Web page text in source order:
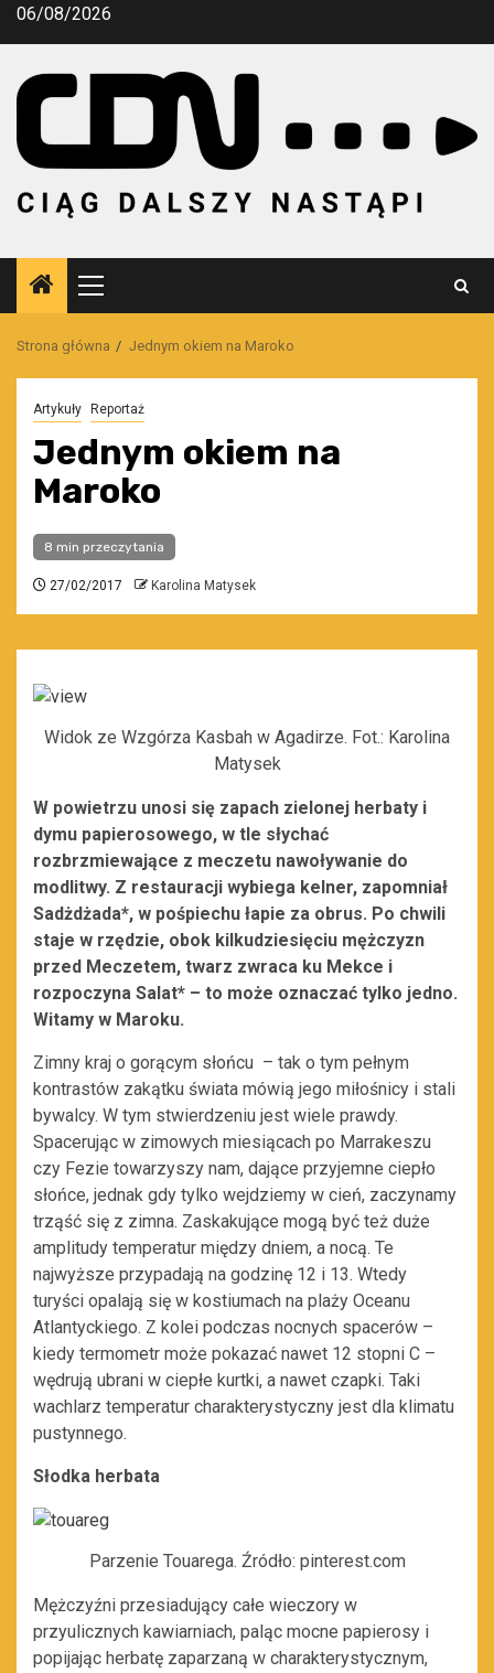
Przejdź
06/08/2026
Menu
główne
Strona główna Jednym okiem na Maroko
Artykuły Reportaż
Jednym okiem na
Maroko
8 min przeczytania
27/02/2017 Karolina Matysek
Widok ze Wzgórza Kasbah w Agadirze. Fot.: Karolina
Matysek
W powietrzu unosi się zapach zielonej herbaty i
dymu papierosowego, w tle słychać
rozbrzmiewające z meczetu nawoływanie do
modlitwy. Z restauracji wybiega kelner, zapomniał
Sadżdżada*, w pośpiechu łapie za obrus. Po chwili
staje w rzędzie, obok kilkudziesięciu mężczyzn
przed Meczetem, twarz zwraca ku Mekce i
rozpoczyna Salat* – to może oznaczać tylko jedno.
Witamy w Maroku.
Zimny kraj o gorącym słońcu – tak o tym pełnym
kontrastów zakątku świata mówią jego miłośnicy i stali
bywalcy. W tym stwierdzeniu jest wiele prawdy.
Spacerując w zimowych miesiącach po Marrakeszu
czy Fezie towarzyszy nam, dające przyjemne ciepło
słońce, jednak gdy tylko wejdziemy w cień, zaczynamy
trząść się z zimna. Zaskakujące mogą być też duże
amplitudy temperatur między dniem, a nocą. Te
najwyższe przypadają na godzinę 12 i 13. Wtedy
turyści opalają się w kostiumach na plaży Oceanu
Atlantyckiego. Z kolei podczas nocnych spacerów –
kiedy termometr może pokazać nawet 12 stopni C –
wędrują ubrani w ciepłe kurtki, a nawet czapki. Taki
wachlarz temperatur charakterystyczny jest dla klimatu
pustynnego.
Słodka herbata
Parzenie Touarega. Źródło: pinterest.com
Mężczyźni przesiadujący całe wieczory w
przyulicznych kawiarniach, paląc mocne papierosy i
popijając herbatę zaparzaną w charakterystycznym,